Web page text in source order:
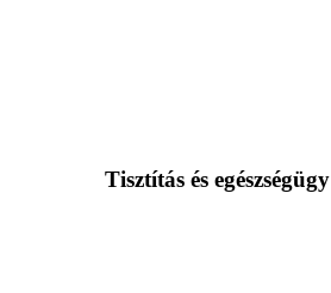
Tisztítás és egészségügy